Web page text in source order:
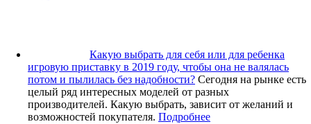
Какую выбрать для себя или для ребенка
игровую приставку в 2019 году, чтобы она не валялась
потом и пылилась без надобности? Сегодня на рынке есть
целый ряд интересных моделей от разных
производителей. Какую выбрать, зависит от желаний и
возможностей покупателя. Подробнее